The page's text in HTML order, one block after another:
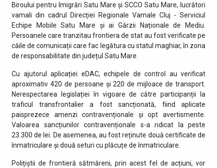
Biroului pentru Imigrări Satu Mare și SCCO Satu Mare, lucrători
vamali din cadrul Direcției Regionale Vamale Cluj - Serviciul
Echipe Mobile Satu Mare și ai Gărzii Naționale de Mediu.
Persoanele care tranzitau frontiera de stat au fost verificate pe
căile de comunicații care fac legătura cu statul maghiar, în zona
de responsabilitate din județul Satu Mare.
Cu ajutorul aplicației eDAC, echipele de control au verificat
aproximativ 420 de persoane și 220 de mijloace de transport.
Nerespectarea legislației în vigoare de către participanții la
traficul transfrontalier a fost sancționată, fiind aplicate
paisprezece amenzi contravenționale și opt avertismente.
Valoarea sancțiunilor contravenționale s-a ridicat la peste
23.300 de lei. De asemenea, au fost reținute două certificate de
înmatriculare și două seturi cu plăcuțe de înmatriculare.
Polițiștii de frontieră sătmăreni, prin acest fel de acțiuni, vor